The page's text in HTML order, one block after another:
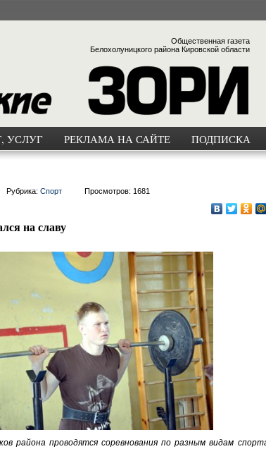
Общественная газета
Белохолуницкого района Кировской области
УСЛУГ РЕКЛАМА НА САЙТЕ ПОДПИСКА
Рубрика: Спорт Просмотров: 1681
на славу
района проводятся соревнования по разным видам